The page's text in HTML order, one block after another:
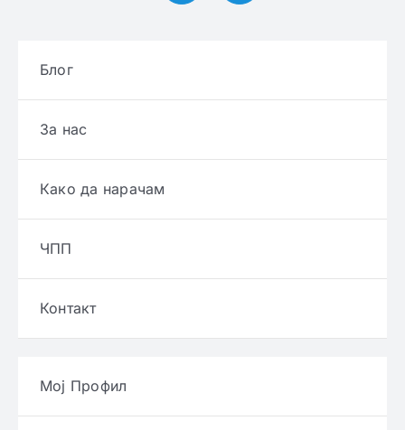
Блог
За нас
Како да нарачам
ЧПП
Контакт
Мој Профил